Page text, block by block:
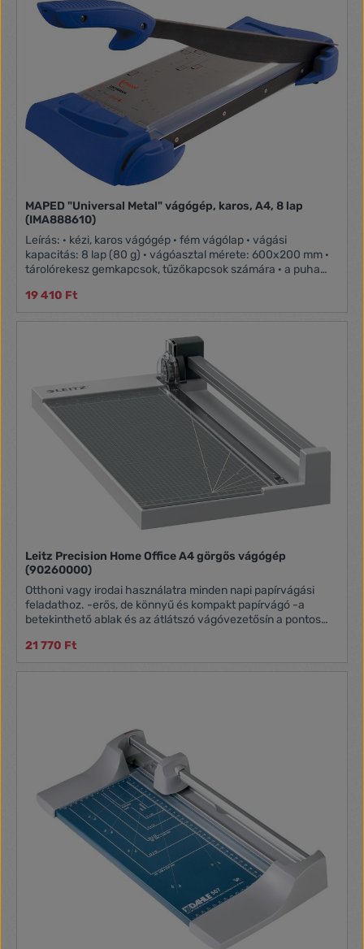
vágófelület · állítható papírtálca, ami vágás közben stabilan
tartja a papírt · tömege: 0,2 kg
MAPED "Universal Metal" vágógép, karos, A4, 8 lap
(IMA888610)
Leírás: · kézi, karos vágógép · fém vágólap · vágási
kapacitás: 8 lap (80 g) · vágóasztal mérete: 600x200 mm ·
tárolórekesz gemkapcsok, tűzőkapcsok számára · a puha
19 410 Ft
Leitz Precision Home Office A4 görgős vágógép
(90260000)
Otthoni vagy irodai használatra minden napi papírvágási
feladathoz. -erős, de könnyű és kompakt papírvágó -a
betekinthető ablak és az átlátszó vágóvezetősín a pontos
kapacitás: 10 lap
21 770 Ft